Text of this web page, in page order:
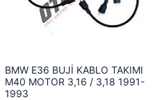
BMW E36 BUJİ KABLO TAKIMI
M40 MOTOR 3,16 / 3,18 1991-
1993